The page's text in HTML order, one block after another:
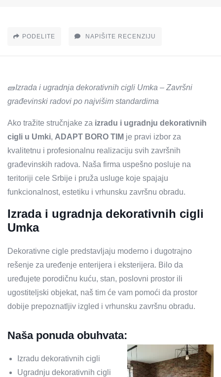
PODELITE NAPIŠITE RECENZIJU
🧱Izrada i ugradnja dekorativnih cigli Umka – Završni
građevinski radovi po najvišim standardima
Ako tražite stručnjake za izradu i ugradnju dekorativnih
cigli u Umki, ADAPT BORO TIM je pravi izbor za
kvalitetnu i profesionalnu realizaciju svih završnih
građevinskih radova. Naša firma uspešno posluje na
teritoriji cele Srbije i pruža usluge koje spajaju
funkcionalnost, estetiku i vrhunsku završnu obradu.
Izrada i ugradnja dekorativnih cigli
Umka
Dekorativne cigle predstavljaju moderno i dugotrajno
rešenje za uređenje enterijera i eksterijera. Bilo da
uređujete porodičnu kuću, stan, poslovni prostor ili
ugostiteljski objekat, naš tim će vam pomoći da prostor
dobije prepoznatljiv izgled i vrhunsku završnu obradu.
Naša ponuda obuhvata:
Izradu dekorativnih cigli
Ugradnju dekorativnih cigli